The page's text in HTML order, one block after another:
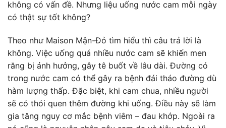
không có vấn đề. Nhưng liệu uống nước cam mỗi ngày
có thật sự tốt không?
Theo như Maison Mận-Đỏ tìm hiểu thì câu trả lời là
không. Việc uống quá nhiều nước cam sẽ khiến men
răng bị ảnh hưởng, gây tê buốt về lâu dài. Đường có
trong nước cam có thể gây ra bệnh đái tháo đường dù
hàm lượng thấp. Đặc biệt, khi cam chua, nhiều người
sẽ có thói quen thêm đường khi uống. Điều này sẽ làm
gia tăng nguy cơ mắc bệnh viêm – đau khớp. Ngoài ra